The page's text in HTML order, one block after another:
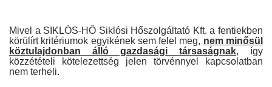
Mivel a SIKLÓS-HŐ Siklósi Hőszolgáltató Kft. a fentiekben
körülírt kritériumok egyikének sem felel meg, nem minősül
köztulajdonban álló gazdasági társaságnak, így
közzétételi kötelezettség jelen törvénnyel kapcsolatban
nem terheli.